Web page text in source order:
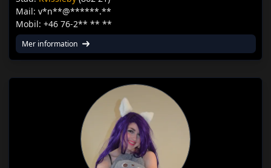
Mail: v*n**@******.**
Mobil: +46 76-2** ** **
Mer information